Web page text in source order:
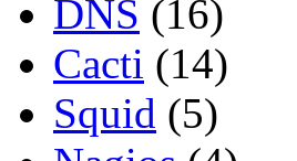
DNS (16)
Cacti (14)
Squid (5)